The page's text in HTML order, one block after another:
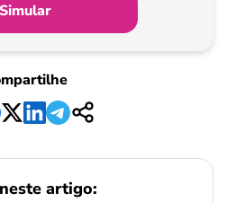
Simular
artigo: